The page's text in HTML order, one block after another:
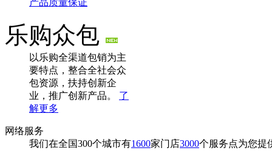
乐购众包
以乐购全渠道包销为主
要特点，整合全社会众
包资源，扶持创新企
业，推广创新产品。 了
解更多
网络服务
我们在全国300个城市有1600家门店3000个服务点为您提